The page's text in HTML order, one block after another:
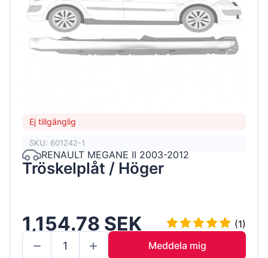
Ej tillgänglig
SKU: 601242-1
RENAULT MEGANE II 2003-2012
Tröskelplåt / Höger
1,154.78 SEK
(1)
Meddela mig